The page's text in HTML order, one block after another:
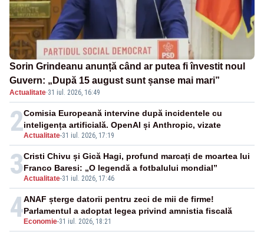
Sorin Grindeanu anunță când ar putea fi învestit noul
Guvern: „După 15 august sunt șanse mai mari”
Actualitate·31 iul. 2026, 16:49
2Actualitate-31 iul. 2026, 17:19
Comisia Europeană intervine după incidentele cu
inteligența artificială. OpenAI și Anthropic, vizate
3Actualitate-31 iul. 2026, 17:46
Cristi Chivu și Gică Hagi, profund marcați de moartea lui
Franco Baresi: „O legendă a fotbalului mondial”
4 Economie-31 iul. 2026, 18:21
ANAF șterge datorii pentru zeci de mii de firme!
Parlamentul a adoptat legea privind amnistia fiscală